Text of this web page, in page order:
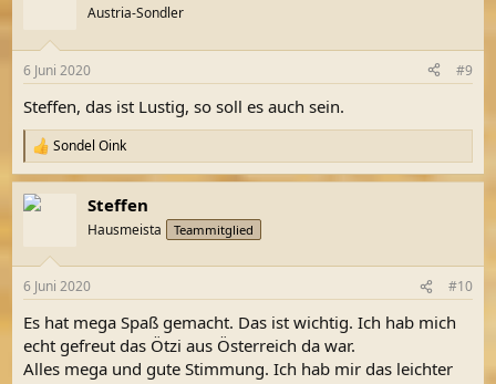
e
:
Austria-Sondler
6 Juni 2020 #9
Steffen, das ist Lustig, so soll es auch sein.
R
e
a
k
e
:
Sondel Oink
Steffen
Hausmeista Teammitglied
6 Juni 2020 #10
Es hat mega Spaß gemacht. Das ist wichtig. Ich hab mich
echt gefreut das Ötzi aus Österreich da war.
Alles mega und gute Stimmung. Ich hab mir das leichter